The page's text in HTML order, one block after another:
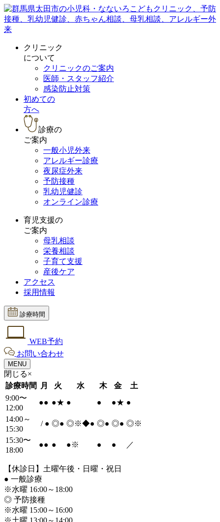
クリニック
について
クリニックのご案内
医師・スタッフ紹介
感染防止対策
初めての
方へ
診療の
ご案内
一般小児外来
アレルギー診療
夜尿症外来
予防接種
乳幼児健診
オンライン診療
育児支援の
ご案内
母乳相談
栄養相談
子育て支援
産後ケア
アクセス
採用情報
診療時間
WEB予約
お問い合わせ
MENU
閉じる×
診療時間
月 火 水 木 金
土
9:00〜
12:00
●● ●★ ● ● ●★ ●
14:00～
15:30
/ ● ◎● ◎※◆● ◎● ◎● ◎※
15:30〜
18:00
●● ● ●※ ● ● ／
【休診日】土曜午後・日曜・祝日
● 一般診療
※水曜 16:00～18:00
◎ 予防接種
※水曜 15:00～16:00